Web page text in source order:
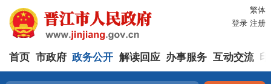
繁体
登录 注册
首页 市政府 政务公开 解读回应 办事服务 互动交流